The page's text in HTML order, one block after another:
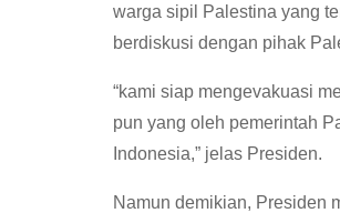
warga sipil Palestina yang
berdiskusi dengan pihak
“kami siap mengevakuasi
pun yang oleh pemerintah
Indonesia,” jelas Presiden.
Namun demikian, Presiden